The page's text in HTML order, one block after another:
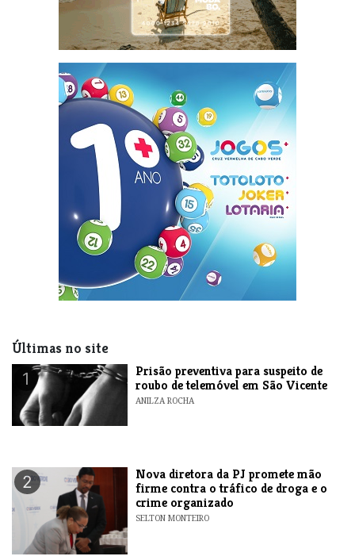
Últimas no site
1
Prisão preventiva para suspeito de
roubo de telemóvel em São Vicente
ANILZA ROCHA
2
Nova diretora da PJ promete mão
firme contra o tráfico de droga e o
crime organizado
SELTON MONTEIRO